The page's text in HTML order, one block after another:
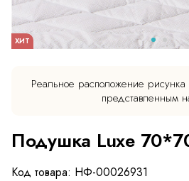
ХИТ
Реальное расположение рисунка
представленным
Подушка Luxe
Код товара: НФ-00026931